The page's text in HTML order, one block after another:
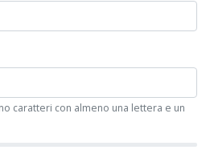
caratteri con almeno una lettera e un